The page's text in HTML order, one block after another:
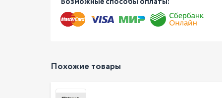
Похожие товары